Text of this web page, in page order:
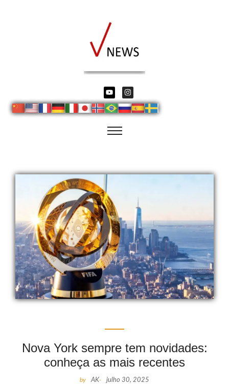
Nova York sempre tem novidades:
conheça as mais recentes
by AK- julho 30, 2025